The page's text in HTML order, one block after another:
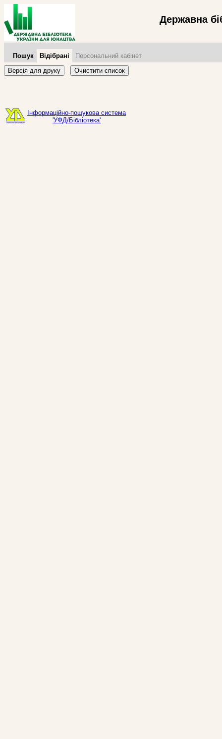
Державна
Пошук Відібрані
Персональний кабінет
Версія для друку
Очистити список
Інформаційно-пошукова система
'УФД/Бібліотека'